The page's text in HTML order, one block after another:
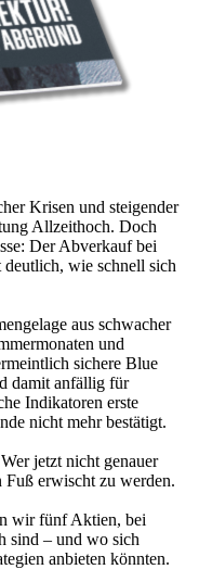
Krisen und steigender
Allzeithoch. Doch
Der Abverkauf bei
wie schnell sich
aus schwacher
und
sichere Blue
damit anfällig für
Indikatoren erste
nicht mehr bestätigt.
jetzt nicht genauer
Fuß erwischt zu werden.
wir fünf Aktien, bei
sind – und wo sich
anbieten könnten.